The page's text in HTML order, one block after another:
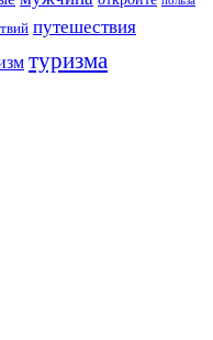
путешествия
туризма